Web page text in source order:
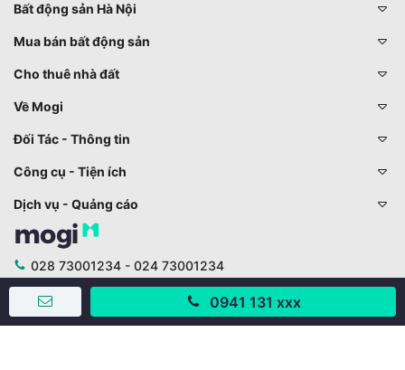
0941 131 xxx
Bất động sản Hà Nội
Mua bán bất động sản
Cho thuê nhà đất
Về Mogi
Đối Tác - Thông tin
Công cụ - Tiện ích
Dịch vụ - Quảng cáo
028 73001234 - 024 73001234
trogiup@mogi.vn